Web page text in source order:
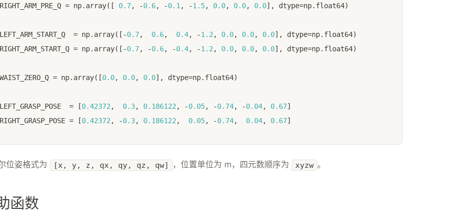
RIGHT_ARM_PRE_Q = np. array( [ 0.7, -0.6, -0.1 , -1.5, 0.0, 0.0, 0.0] , dtype=np. float64)
LEFT_ARM_START_Q = np. array( [ -0.7, 0.6, 0.4, -1.2 , 0.0, 0.0, 0.0] , dtype=np. float64)
RIGHT_ARM_START_Q = np. array( [ -0.7, -0.6, -0.4, -1.2 , 0.0, 0.0, 0.0] , dtype=np. float64)
WAIST_ZERO_Q = np. array( [0.0, 0.0, 0.0] , dtype=np. float64)
LEFT_GRASP_POSE = [0.42372 , 0.3, 0.186122 , -0.05, -0.74, -0.04, 0.67]
RIGHT_GRASP_POSE = [0.42372 , -0.3, 0.186122 , 0.05, -0.74, 0.04, 0.67]
位姿格式为 [x, y, z, qx, qy, qz, qw] ，位置单位为 m，四元数顺序为 xyzw 。
函数